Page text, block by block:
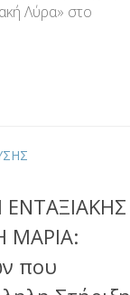
Λύρα» στο
ΕΝΤΑΞΙΑΚΗΣ
ΜΑΡΙΑ:
που